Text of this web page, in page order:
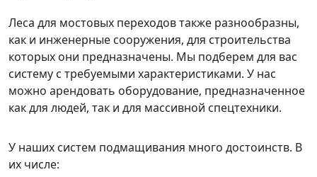
Леса для мостовых переходов также разнообразны,
как и инженерные сооружения, для строительства
которых они предназначены. Мы подберем для вас
систему с требуемыми характеристиками. У нас
можно арендовать оборудование, предназначенное
как для людей, так и для массивной спецтехники.
У наших систем подмащивания много достоинств. В
их числе: